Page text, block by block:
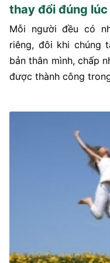
thay đổi đúng lúc
Mỗi người đều có
riêng, đôi khi chúng
bản thân mình, chấp
được thành công